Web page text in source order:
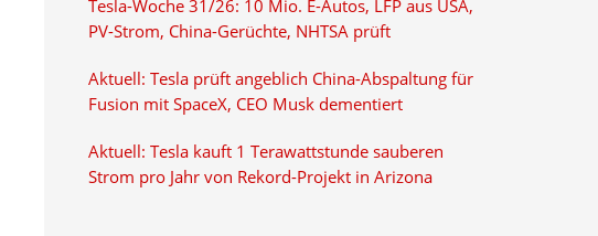
Tesla-Woche 31/26: 10 Mio. E-Autos, LFP aus USA,
PV-Strom, China-Gerüchte, NHTSA prüft
Aktuell: Tesla prüft angeblich China-Abspaltung für
Fusion mit SpaceX, CEO Musk dementiert
Aktuell: Tesla kauft 1 Terawattstunde sauberen
Strom pro Jahr von Rekord-Projekt in Arizona